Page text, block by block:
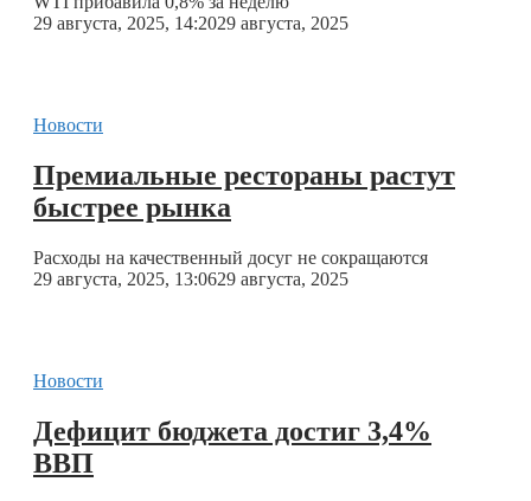
29 августа, 2025, 14:2029 августа, 2025
Новости
Премиальные рестораны растут
быстрее рынка
Расходы на качественный досуг не сокращаются
29 августа, 2025, 13:0629 августа, 2025
Новости
Дефицит бюджета достиг 3,4%
ВВП